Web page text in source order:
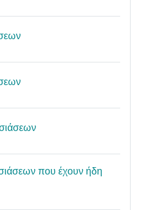
που έχουν ήδη